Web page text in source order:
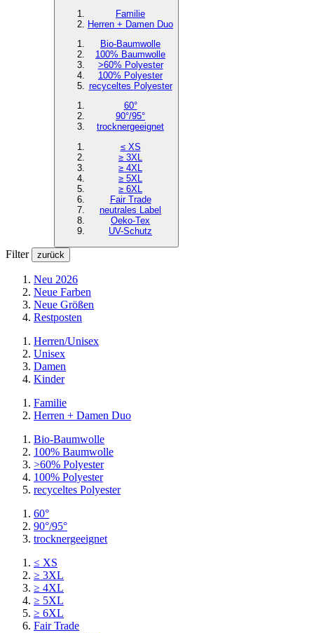
Familie
Herren + Damen Duo
Bio-Baumwolle
100% Baumwolle
>60% Polyester
100% Polyester
recyceltes Polyester
60°
90°/95°
trocknergeeignet
≤ XS
≥ 3XL
≥ 4XL
≥ 5XL
≥ 6XL
Fair Trade
neutrales Label
Oeko-Tex
UV-Schutz
Filter zurück
Neu 2026
Neue Farben
Neue Größen
Restposten
Herren/Unisex
Unisex
Damen
Kinder
Familie
Herren + Damen Duo
Bio-Baumwolle
100% Baumwolle
>60% Polyester
100% Polyester
recyceltes Polyester
60°
90°/95°
trocknergeeignet
≤ XS
≥ 3XL
≥ 4XL
≥ 5XL
≥ 6XL
Fair Trade